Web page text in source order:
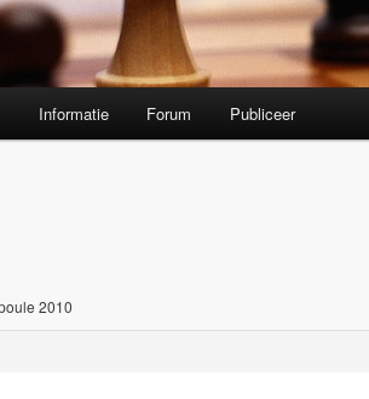
Informatie Forum Publiceer
2010